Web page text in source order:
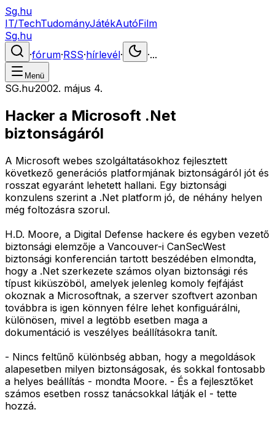
Sg.hu
IT/TechTudományJátékAutóFilm
Sg.hu
·fórum·RSS·hírlevél· ·...
Menü
SG.hu·2002. május 4.
Hacker a Microsoft .Net
biztonságáról
A Microsoft webes szolgáltatásokhoz fejlesztett
következő generációs platformjának biztonságáról jót és
rosszat egyaránt lehetett hallani. Egy biztonsági
konzulens szerint a .Net platform jó, de néhány helyen
még foltozásra szorul.
H.D. Moore, a Digital Defense hackere és egyben vezető
biztonsági elemzője a Vancouver-i CanSecWest
biztonsági konferencián tartott beszédében elmondta,
hogy a .Net szerkezete számos olyan biztonsági rés
típust kiküszöböl, amelyek jelenleg komoly fejfájást
okoznak a Microsoftnak, a szerver szoftvert azonban
továbbra is igen könnyen félre lehet konfiguárálni,
különösen, mivel a legtöbb esetben maga a
dokumentáció is veszélyes beállításokra tanít.
- Nincs feltűnő különbség abban, hogy a megoldások
alapesetben milyen biztonságosak, és sokkal fontosabb
a helyes beállítás - mondta Moore. - És a fejlesztőket
számos esetben rossz tanácsokkal látják el - tette
hozzá.